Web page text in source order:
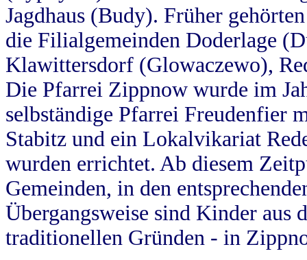
Jagdhaus (Budy). Früher
die Filialgemeinden Doderlage
Klawittersdorf (Glowaczewo),
Die Pfarrei Zippnow wurde im
selbständige Pfarrei Freudenfier
Stabitz und ein Lokalvikariat
wurden errichtet. Ab diesem
Gemeinden, in den
Übergangsweise sind Kinder aus
traditionellen Gründen - in